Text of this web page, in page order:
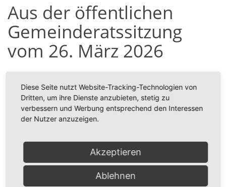
Aus der öffentlichen
Gemeinderatssitzung
vom 26. März 2026
Gemeinderatssitzung vom 26. März 2026.
Ihre Gemeindeverwaltung
Zugehörige Dateien
zurück
Diese Seite nutzt Website-Tracking-Technologien von
Dritten, um ihre Dienste anzubieten, stetig zu
verbessern und Werbung entsprechend den Interessen
der Nutzer anzuzeigen.
Akzeptieren
Ablehnen